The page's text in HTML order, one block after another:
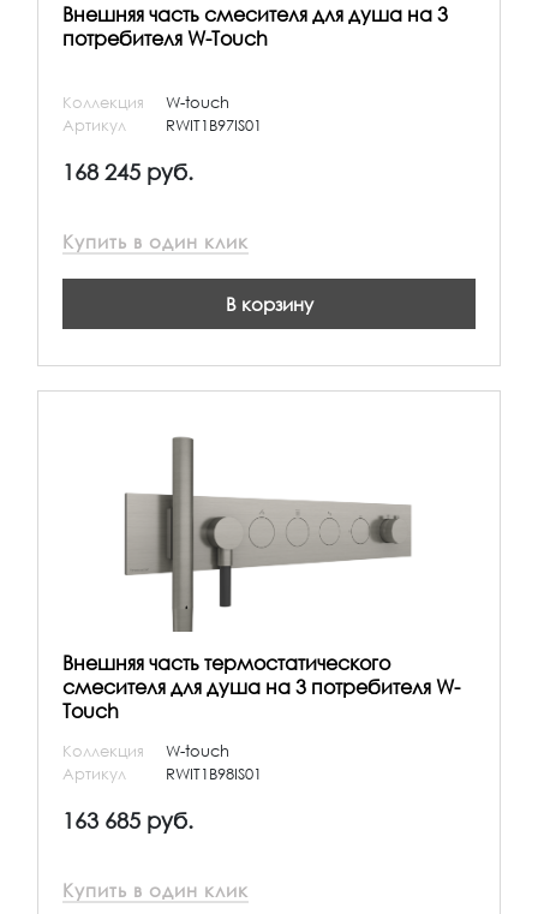
Внешняя часть смесителя для душа на 3
потребителя W-Touch
Коллекция
W-touch
Артикул
RWIT1B97IS01
168 245 руб.
Купить в один клик
В корзину
Внешняя часть термостатического
смесителя для душа на 3 потребителя W-
Touch
Коллекция
W-touch
Артикул
RWIT1B98IS01
163 685 руб.
Купить в один клик